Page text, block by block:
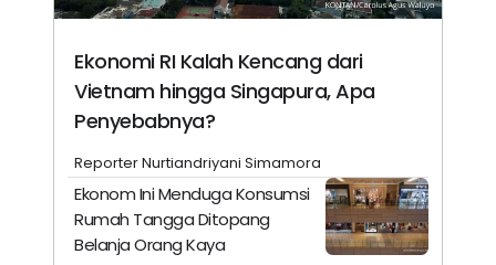
Ekonomi RI Kalah Kencang dari
Vietnam hingga Singapura, Apa
Penyebabnya?
Reporter Nurtiandriyani Simamora
Ekonom Ini Menduga Konsumsi
Rumah Tangga Ditopang
Belanja Orang Kaya